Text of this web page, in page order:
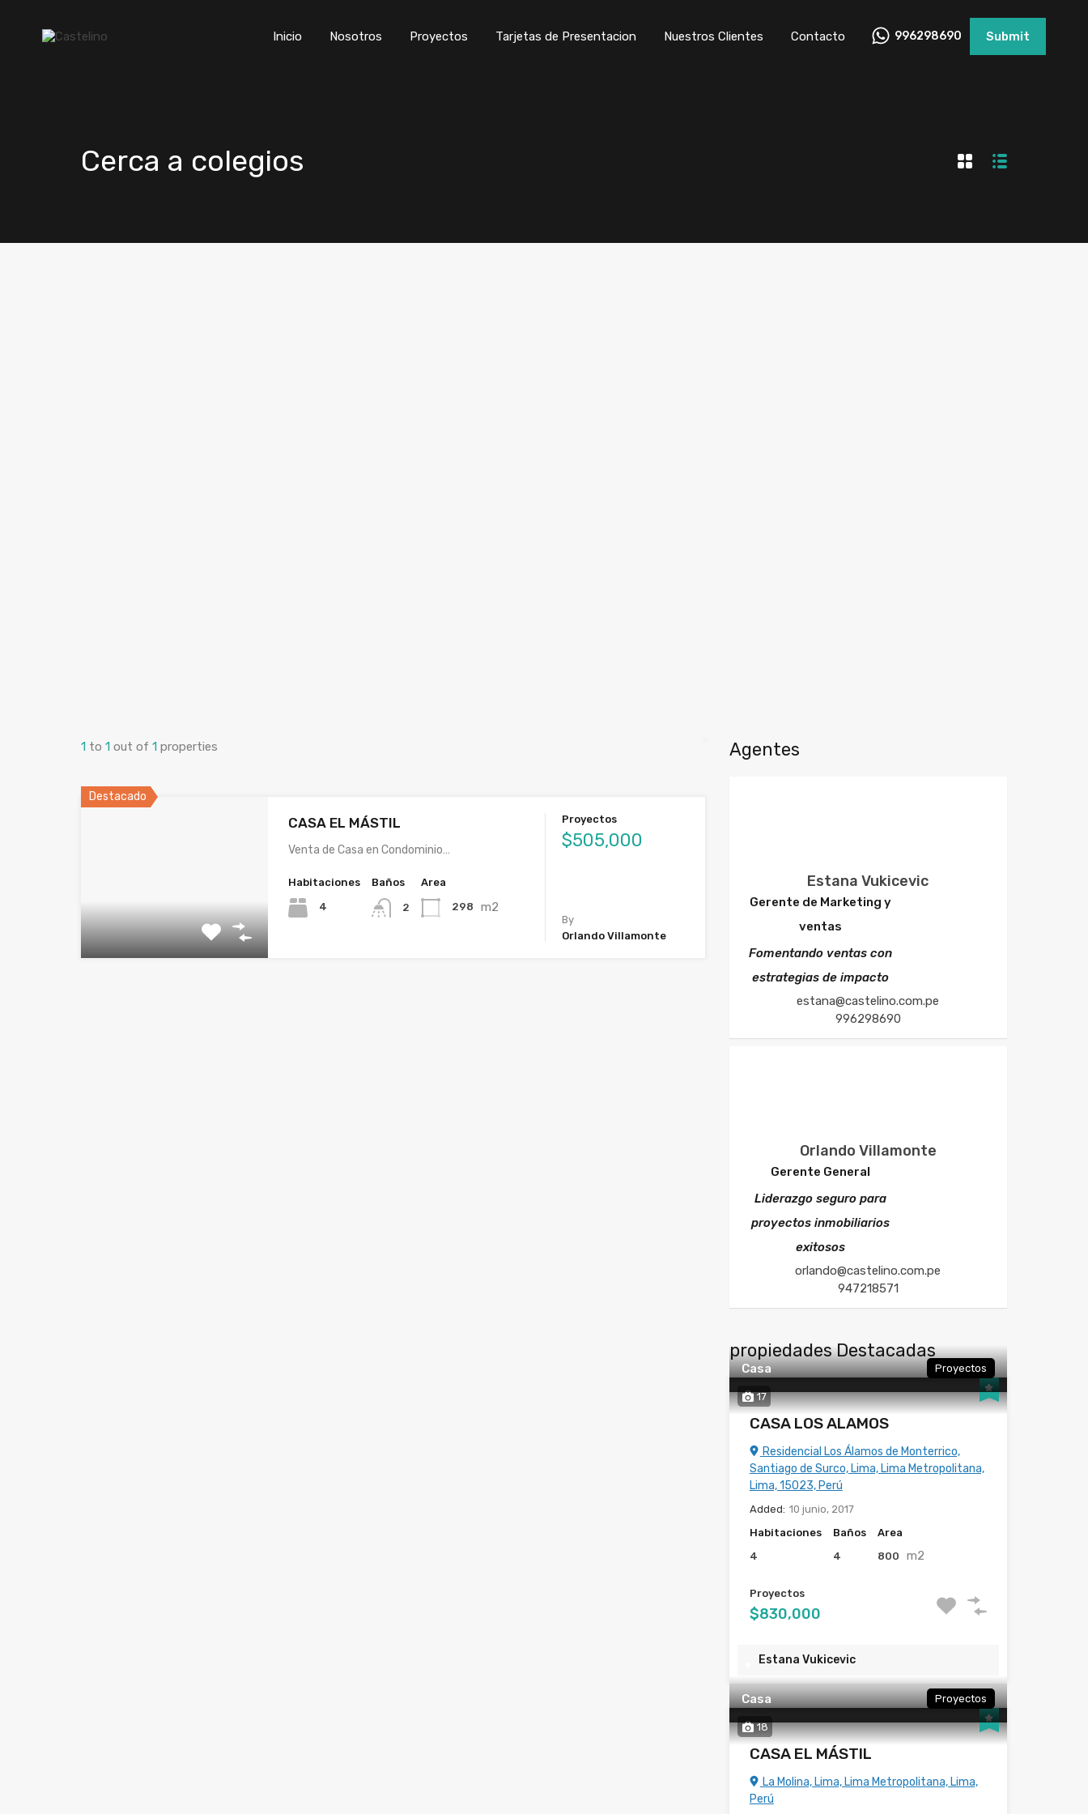
Inicio Nosotros Proyectos Tarjetas de Presentacion Nuestros Clientes Contacto 996298690 Submit
Cerca a colegios
1 to 1 out of 1 properties
Destacado
CASA EL MÁSTIL
Venta de Casa en Condominio…
Habitaciones
4
Baños
2
Area
298 m2
Proyectos
$505,000
By
Orlando Villamonte
Agentes
Orlando Villamonte
Gerente General
Liderazgo seguro para
proyectos inmobiliarios
exitosos
orlando@castelino.com.pe
947218571
Estana Vukicevic
Gerente de Marketing y
ventas
Fomentando ventas con
estrategias de impacto
estana@castelino.com.pe
996298690
propiedades Destacadas
17
Casa Proyectos
CASA LOS ALAMOS
Residencial Los Álamos de Monterrico,
Santiago de Surco, Lima, Lima Metropolitana,
Lima, 15023, Perú
Added: 10 junio, 2017
Habitaciones
4
Baños
4
Area
800
m2
Proyectos
$830,000
Estana Vukicevic
18
Casa Proyectos
CASA EL MÁSTIL
La Molina, Lima, Lima Metropolitana, Lima,
Perú